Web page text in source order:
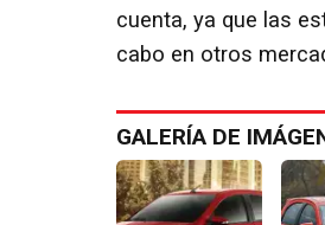
cuenta, ya que las
cabo en otros
GALERÍA DE